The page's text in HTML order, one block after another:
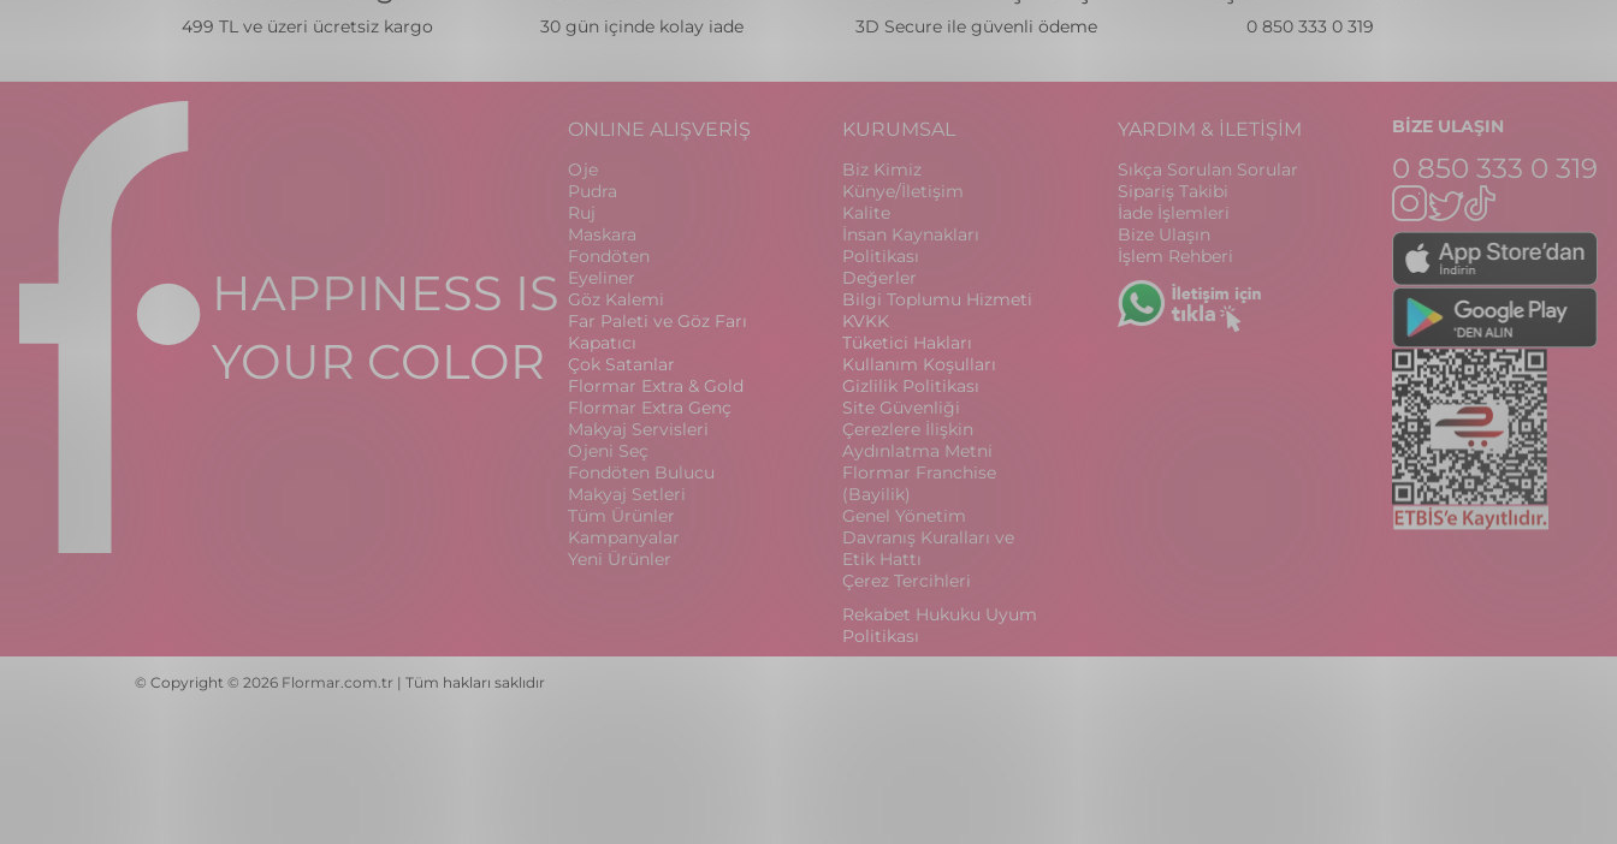
499 TL ve üzeri ücretsiz kargo 30 gün içinde kolay iade 3D Secure ile güvenli ödeme 0 850 333 0 319
HAPPINESS IS
YOUR COLOR
ONLINE ALIŞVERİŞ
Oje
Pudra
Ruj
Maskara
Fondöten
Eyeliner
Göz Kalemi
Far Paleti ve Göz Farı
Kapatıcı
Çok Satanlar
Flormar Extra & Gold
Flormar Extra Genç
Makyaj Servisleri
Ojeni Seç
Fondöten Bulucu
Makyaj Setleri
Tüm Ürünler
Kampanyalar
Yeni Ürünler
KURUMSAL
Biz Kimiz
Künye/İletişim
Kalite
İnsan Kaynakları
Politikası
Değerler
Bilgi Toplumu Hizmeti
KVKK
Tüketici Hakları
Kullanım Koşulları
Gizlilik Politikası
Site Güvenliği
Çerezlere İlişkin
Aydınlatma Metni
Flormar Franchise
(Bayilik)
Genel Yönetim
Davranış Kuralları ve
Etik Hattı
Çerez Tercihleri
Rekabet Hukuku Uyum
Politikası
YARDIM & İLETİŞİM
Sıkça Sorulan Sorular
Sipariş Takibi
İade İşlemleri
Bize Ulaşın
İşlem Rehberi
BİZE ULAŞIN
0 850 333 0 319
© Copyright © 2026 Flormar.com.tr | Tüm hakları saklıdır